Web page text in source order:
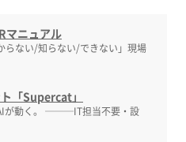
マニュアル
らない/知らない/できない」現場
「Supercat」
が動く。 ───IT担当不要・設